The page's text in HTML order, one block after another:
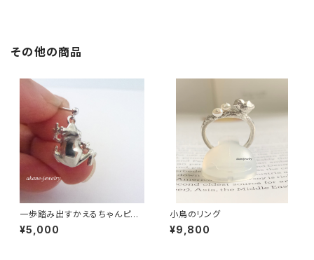
その他の商品
一歩踏み出すかえるちゃんピア
ス シルバー製
¥5,000
小鳥のリング
¥9,800